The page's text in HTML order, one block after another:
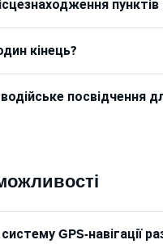
пунктів
кінець?
посвідчення
GPS-навігації